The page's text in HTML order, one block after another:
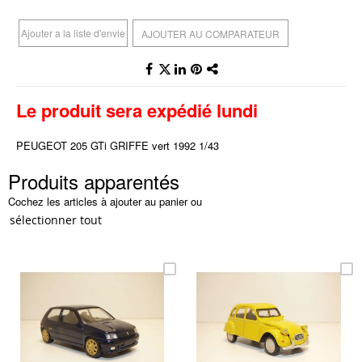
Ajouter a la liste d'envie AJOUTER AU COMPARATEUR
Le produit sera expédié lundi
PEUGEOT 205 GTi GRIFFE vert 1992 1/43
Produits apparentés
Cochez les articles à ajouter au panier ou
sélectionner tout